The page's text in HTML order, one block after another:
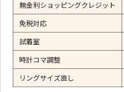
無金利ショッピングクレジット
免税対応
試着室
時計コマ調整
リングサイズ直し